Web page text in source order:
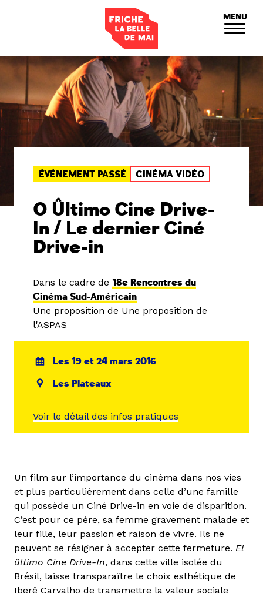
MENU
ÉVÉNEMENT PASSÉ CINÉMA VIDÉO
O Ûltimo Cine Drive-
In / Le dernier Ciné
Drive-in
Dans le cadre de 18e Rencontres du
Cinéma Sud-Américain
Une proposition de Une proposition de
l'ASPAS
Les 19 et 24 mars 2016
Les Plateaux
Voir le détail des infos pratiques
Un film sur l’importance du cinéma dans nos vies
et plus particulièrement dans celle d’une famille
qui possède un Ciné Drive-in en voie de disparition.
C’est pour ce père, sa femme gravement malade et
leur fille, leur passion et raison de vivre. Ils ne
peuvent se résigner à accepter cette fermeture. El
ûltimo Cine Drive-In, dans cette ville isolée du
Brésil, laisse transparaître le choix esthétique de
Iberê Carvalho de transmettre la valeur sociale
Panneau de gestion des cookies